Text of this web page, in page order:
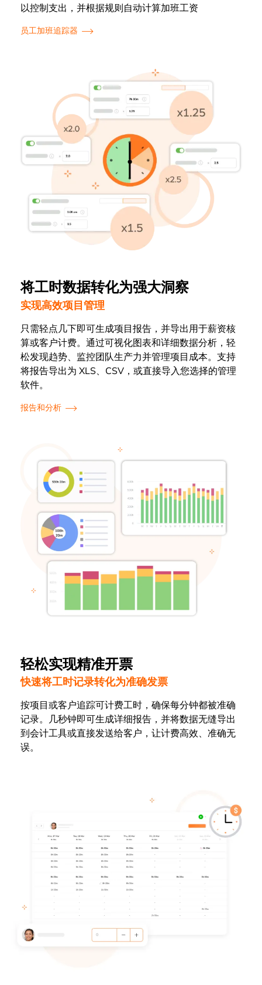
以控制支出，并根据规则自动计算加班工资
员工加班追踪器
将工时数据转化为强大洞察
实现高效项目管理
只需轻点几下即可生成项目报告，并导出用于薪资核
算或客户计费。通过可视化图表和详细数据分析，轻
松发现趋势、监控团队生产力并管理项目成本。支持
将报告导出为 XLS、CSV，或直接导入您选择的管理
软件。
报告和分析
轻松实现精准开票
快速将工时记录转化为准确发票
按项目或客户追踪可计费工时，确保每分钟都被准确
记录。几秒钟即可生成详细报告，并将数据无缝导出
到会计工具或直接发送给客户，让计费高效、准确无
误。